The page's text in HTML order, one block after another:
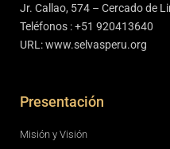
Jr. Callao, 574 – Cercado de
Teléfonos : +51 920413640
URL: www.selvasperu.org
Presentación
Misión y Visión